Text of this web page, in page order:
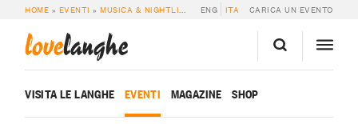
HOME » EVENTI »MUSICA & NIGHTLIFE DIALOGHI DELLE CARMELITANE
ENG ITA CARICA UN EVENTO
lovelanghe
VISITA LE LANGHE EVENTI MAGAZINE SHOP